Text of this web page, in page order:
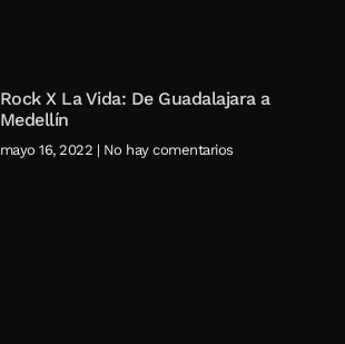
Rock X La Vida: De Guadalajara a
Medellín
mayo 16, 2022 No hay comentarios